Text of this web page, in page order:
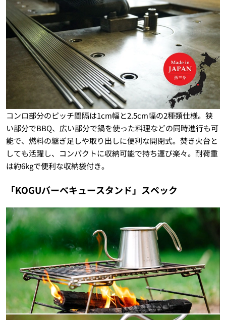
コンロ部分のピッチ間隔は1cm幅と2.5cm幅の2種類仕様。狭
い部分でBBQ、広い部分で鍋を使った料理などの同時進行も可
能で、燃料の継ぎ足しや取り出しに便利な開閉式。焚き火台と
しても活躍し、コンパクトに収納可能で持ち運び楽々。耐荷重
は約6kgで便利な収納袋付き。
「KOGUバーベキュースタンド」スペック